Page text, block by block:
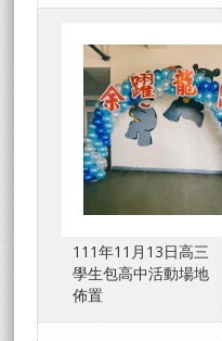
111年11月13日高三
學生包高中活動場地
佈置